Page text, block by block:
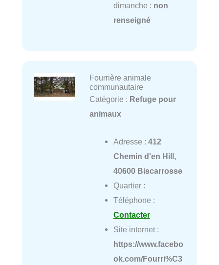
dimanche : non
renseigné
Fourrière animale
communautaire
Catégorie : Refuge pour
animaux
Adresse : 412
Chemin d'en Hill,
40600 Biscarrosse
Quartier :
Téléphone :
Contacter
Site internet :
https://www.facebo
ok.com/Fourri%C3